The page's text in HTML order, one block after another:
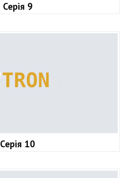
Серія 9
Серія 10